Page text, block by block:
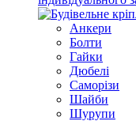
Анкери
Болти
Гайки
Дюбелі
Саморізи
Шайби
Шурупи